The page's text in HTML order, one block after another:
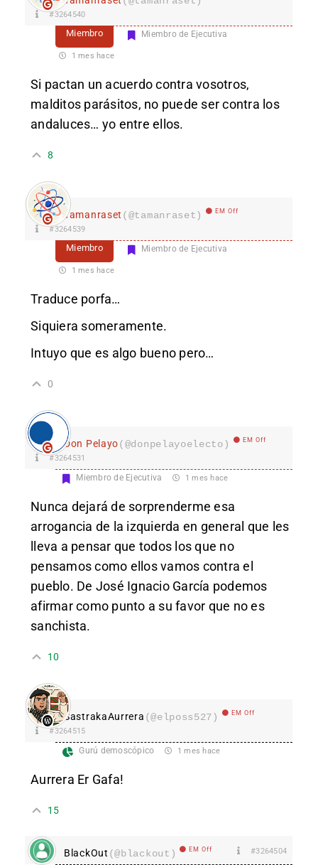
#3264540
Miembro Miembro de Ejecutiva
1 mes hace
Si pactan un acuerdo contra vosotros,
malditos parásitos, no puede ser contra los
andaluces… yo entre ellos.
8
Tamanraset (@tamanraset) EM Off
#3264539
Miembro Miembro de Ejecutiva
1 mes hace
Traduce porfa…
Siquiera someramente.
Intuyo que es algo bueno pero…
0
Don Pelayo(@donpelayoelecto) EM Off
#3264531
Miembro de Ejecutiva 1 mes hace
Nunca dejará de sorprenderme esa
arrogancia de la izquierda en general que les
lleva a pensar que todos los que no
pensamos como ellos vamos contra el
pueblo. De José Ignacio García podemos
afirmar como punto a su favor que no es
sanchista.
10
SastrakaAurrera (@elposs527) EM Off
#3264515
Gurú demoscópico 1 mes hace
Aurrera Er Gafa!
15
BlackOut (@blackout) EM Off #3264504